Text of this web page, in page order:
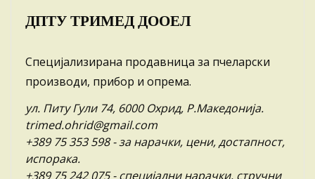
ДПТУ ТРИМЕД ДООЕЛ
Специјализирана продавница за пчеларски
производи, прибор и опрема.
ул. Питу Гули 74, 6000 Охрид, Р.Македонија.
trimed.ohrid@gmail.com
+389 75 353 598- за нарачки, цени, достапност,
испорака.
+389 75 242 075- специјални нарачки, стручни